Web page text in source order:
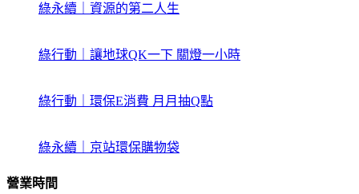
綠永續｜資源的第二人生
綠行動｜讓地球QK一下 關燈一小時
綠行動｜環保E消費 月月抽Q點
綠永續｜京站環保購物袋
營業時間